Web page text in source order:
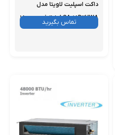
داکت اسپلیت لاویتا مدل
LCA-۱۸D۲HWA با ظرفیت ۱۸۰۰۰
موجود تماس بگیرید